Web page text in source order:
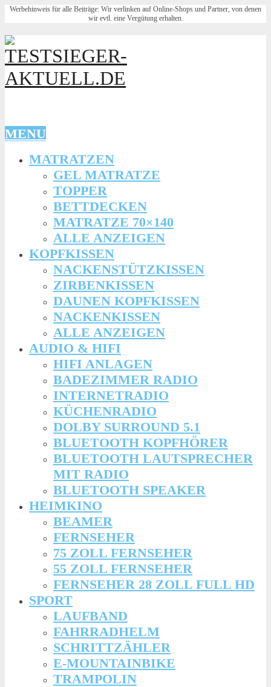
Werbehinweis für alle Beiträge: Wir verlinken auf Online-Shops und Partner, von denen
wir evtl. eine Vergütung erhalten.
MENU
MATRATZEN
GEL MATRATZE
TOPPER
BETTDECKEN
MATRATZE 70×140
ALLE ANZEIGEN
KOPFKISSEN
NACKENSTÜTZKISSEN
ZIRBENKISSEN
DAUNEN KOPFKISSEN
NACKENKISSEN
ALLE ANZEIGEN
AUDIO & HIFI
HIFI ANLAGEN
BADEZIMMER RADIO
INTERNETRADIO
KÜCHENRADIO
DOLBY SURROUND 5.1
BLUETOOTH KOPFHÖRER
BLUETOOTH LAUTSPRECHER
MIT RADIO
BLUETOOTH SPEAKER
HEIMKINO
BEAMER
FERNSEHER
75 ZOLL FERNSEHER
55 ZOLL FERNSEHER
FERNSEHER 28 ZOLL FULL HD
SPORT
LAUFBAND
FAHRRADHELM
SCHRITTZÄHLER
E-MOUNTAINBIKE
TRAMPOLIN